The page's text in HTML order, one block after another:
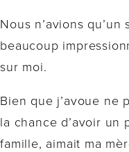
Nous n’avions
beaucoup
sur moi.
Bien que j’avoue ne
la chance d’avoir un
famille, aimait ma